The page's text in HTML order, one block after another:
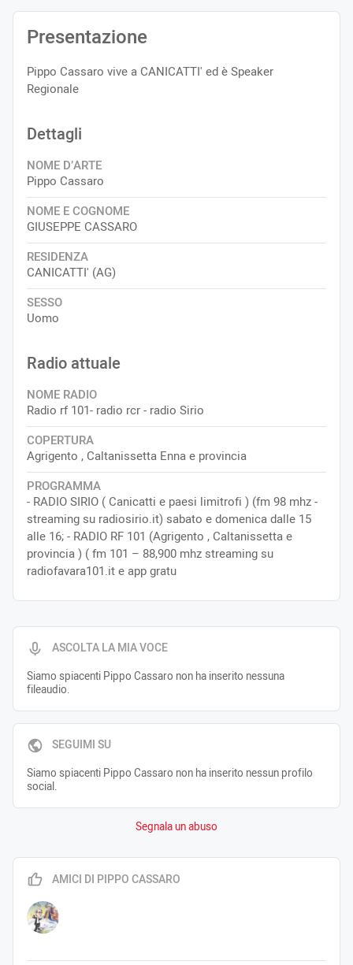
ASCOLTA LA MIA VOCE
Siamo spiacenti Pippo Cassaro non ha inserito nessuna
fileaudio.
SEGUIMI SU
Siamo spiacenti Pippo Cassaro non ha inserito nessun profilo
social.
Segnala un abuso
Presentazione
Pippo Cassaro vive a CANICATTI' ed è Speaker
Regionale
Dettagli
NOME D’ARTE
Pippo Cassaro
NOME E COGNOME
GIUSEPPE CASSARO
RESIDENZA
CANICATTI' (AG)
SESSO
Uomo
Radio attuale
NOME RADIO
Radio rf 101- radio rcr - radio Sirio
COPERTURA
Agrigento , Caltanissetta Enna e provincia
PROGRAMMA
- RADIO SIRIO ( Canicatti e paesi limitrofi ) (fm 98 mhz -
streaming su radiosirio.it) sabato e domenica dalle 15
alle 16; - RADIO RF 101 (Agrigento , Caltanissetta e
provincia ) ( fm 101 – 88,900 mhz streaming su
radiofavara101.it e app gratu
AMICI DI PIPPO CASSARO